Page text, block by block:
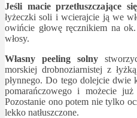
Jeśli macie przetłuszczające
łyżeczki soli i wcierajcie ją we
owińcie głowę ręcznikiem na
włosy.
Własny peeling solny
morskiej drobnoziarnistej z
płynnego. Do tego dolejcie
pomarańczowego i możecie już
Pozostanie ono potem nie tylko
lekko natłuszczone.